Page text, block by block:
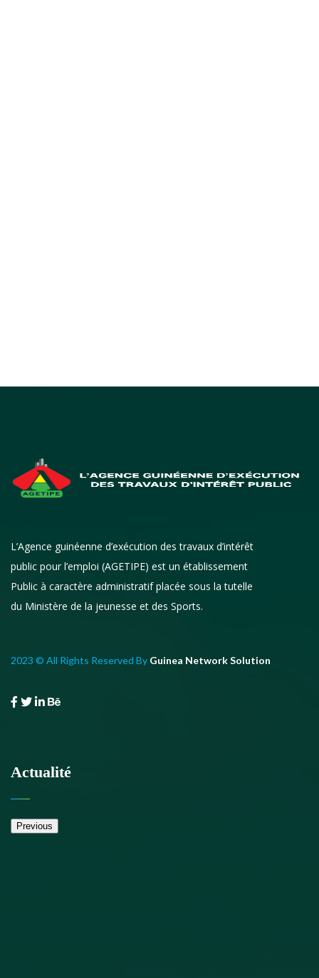
L’Agence guinéenne d’exécution des travaux d’intérêt
public pour l’emploi (AGETIPE) est un établissement
Public à caractère administratif placée sous la tutelle
du Ministère de la jeunesse et des Sports.
2023 © All Rights Reserved By Guinea Network Solution
Actualité
Previous